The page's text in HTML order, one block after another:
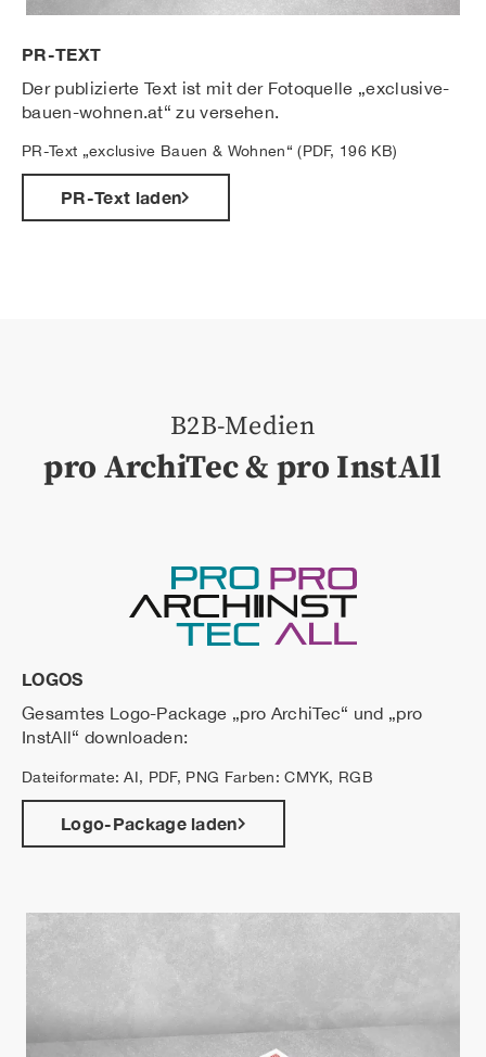
PR-TEXT
Der publizierte Text ist mit der Fotoquelle „exclusive-
bauen-wohnen.at“ zu versehen.
PR-Text „exclusive Bauen & Wohnen“ (PDF, 196 KB)
PR-Text laden
B2B-Medien
pro ArchiTec & pro InstAll
LOGOS
Gesamtes Logo-Package „pro ArchiTec“ und „pro
InstAll“ downloaden:
Dateiformate: AI, PDF, PNG Farben: CMYK, RGB
Logo-Package laden